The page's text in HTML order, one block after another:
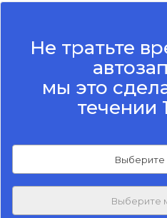
Не тратьте
мы это
течении
Выберите
Выберите